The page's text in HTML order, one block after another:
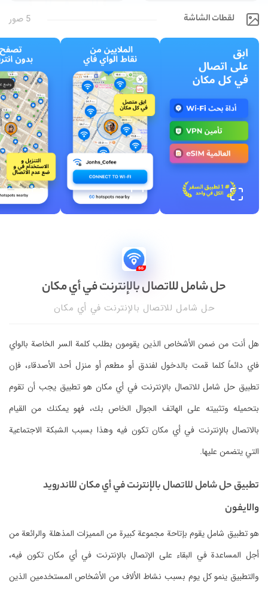
لقطات الشاشة 5 صور
حل شامل للاتصال بالإنترنت في أي مكان
حل شامل للاتصال بالإنترنت في أي مكان
هل أنت من ضمن الأشخاص الذين يقومون بطلب كلمة السر الخاصة بالواي
فاي دائماً كلما قمت بالدخول لفندق أو مطعم أو منزل أحد الأصدقاء، فإن
تطبيق حل شامل للاتصال بالإنترنت في أي مكان هو تطبيق يجب أن تقوم
بتحميله وتثبيته على الهاتف الجوال الخاص بك، فهو يمكنك من القيام
بالاتصال بالإنترنت في أي مكان تكون فيه وهذا بسبب الشبكة الاجتماعية
التي يتضمن عليها.
تطبيق حل شامل للاتصال بالإنترنت في أي مكان للاندرويد
والايفون
هو تطبيق شامل يقوم بإتاحة مجموعة كبيرة من المميزات المذهلة والرائعة من
أجل المساعدة في البقاء على الإتصال بالإنترنت في أي مكان تكون فيه،
والتطبيق ينمو كل يوم بسبب نشاط الألاف من الأشخاص المستخدمين الذين